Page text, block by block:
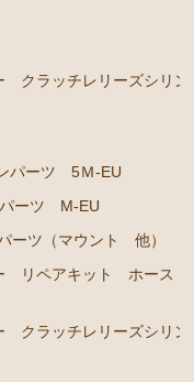
ット など）
キット ラックブー
ンド など）
ダンパー センダ
ダー クラッチレリ
ット など）
クラッチレリーズシリン
パーツ 5Ｍ-EU
ーツ M-EU
ーツ（マウント 他）
ー リペアキット ホース
クラッチレリーズシリン